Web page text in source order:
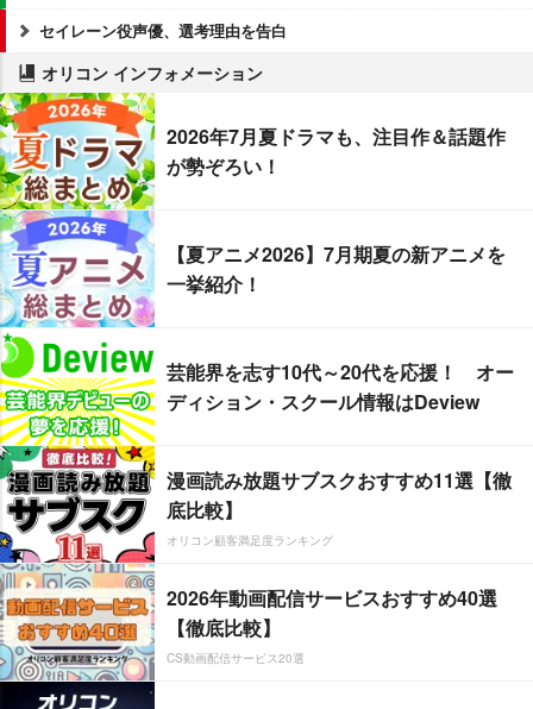
セイレーン役声優、選考理由を告白
オリコン インフォメーション
2026年7月夏ドラマも、注目作＆話題作
が勢ぞろい！
【夏アニメ2026】7月期夏の新アニメを
一挙紹介！
芸能界を志す10代～20代を応援！ オー
ディション・スクール情報はDeview
漫画読み放題サブスクおすすめ11選【徹
底比較】
オリコン顧客満足度ランキング
2026年動画配信サービスおすすめ40選
【徹底比較】
CS動画配信サービス20選